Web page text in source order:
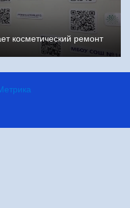
косметический ремонт